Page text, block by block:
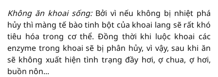
Không ăn khoai sống:Bởi vì nếu không bị nhiệt phá
hủy thì màng tế bào tinh bột của khoai lang sẽ rất khó
tiêu hóa trong cơ thể. Đồng thời khi luộc khoai các
enzyme trong khoai sẽ bị phân hủy, vì vậy, sau khi ăn
sẽ không xuất hiện tình trạng đầy hơi, ợ chua, ợ hơi,
buồn nôn...